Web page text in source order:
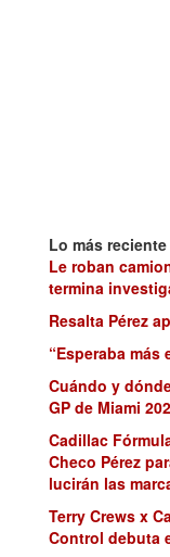
Lo más reciente
Le roban
termina
Resalta Pérez
“Esperaba más
Cuándo y
GP de Miami
Cadillac
Checo Pérez
lucirán las
Terry Crews x
Control debuta